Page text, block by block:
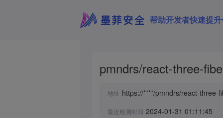
帮助开发者快速提
pmndrs/react-three-
地址 https://****/pmndrs/react-three-
最近检测时间 2024-01-31 01:11:45